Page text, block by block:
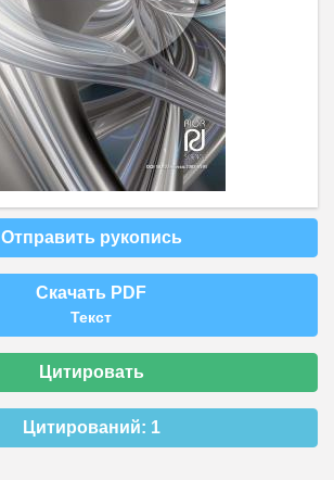
Отправить рукопись
Скачать PDF
Текст
Цитировать
Цитирований: 1